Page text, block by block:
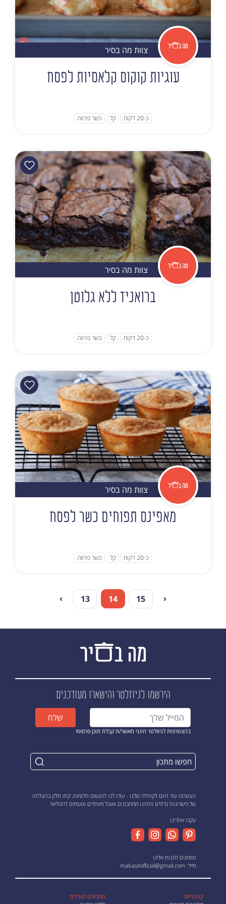
צוות מה בסיר
עוגיות קוקוס קלאסיות לפסח
כ-20 דקות קל כשר פרווה
צוות מה בסיר
ברואניז ללא גלוטן
כ-20 דקות קל כשר פרווה
צוות מה בסיר
מאפינס תפוחים כשר לפסח
כ-20 דקות קל כשר פרווה
› 13 14 15 ‹
הירשמו לניוזלטרוהישארו מעודכנים
בהצטרפות לניוזלטר הינני מאשר/ת קבלת תוכן פרסומי
שלח
הצטרפו עוד היום לקהילה שלנו - עזרו לנו להגשים חלומות, קחו חלק בהצלחה
של כישרונות גדולים ותהינו ממתכונים ואוכל מיוחדים וטעימים להפליא!
עקבו אחרינו
מוזמנים לפנות אלינו
מייל: mabasirofficial@gmail.com
קטגוריות
מתכונים מובילים